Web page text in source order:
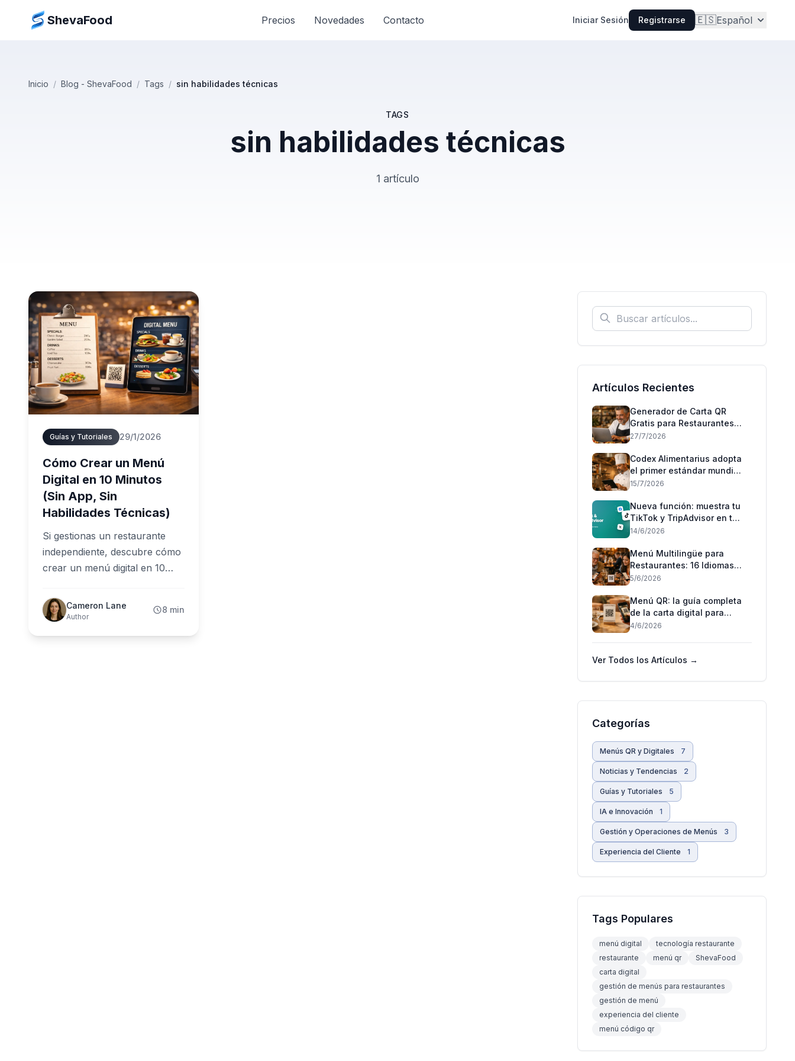
ShevaFood Precios Novedades Contacto Iniciar Sesión Registrarse 🇪🇸Español
Inicio / Blog - ShevaFood / Tags / sin habilidades técnicas
TAGS
sin habilidades técnicas
1 artículo
Guías y Tutoriales 29/1/2026
Cómo Crear un Menú
Digital en 10 Minutos
(Sin App, Sin
Habilidades Técnicas)
Si gestionas un restaurante
independiente, descubre cómo
crear un menú digital en 10
diseñadores o habilidades
técnicas. Una guía práctica
Cameron Lane
Author
8 min
Artículos Recientes
Generador de Carta QR
Gratis para Restaurantes
(Sin Tarjeta)
27/7/2026
Codex Alimentarius adopta
el primer estándar mundial
'puede contener': qué
restaurantes en España
15/7/2026
Nueva función: muestra tu
TikTok y TripAdvisor en tu
menú 📲
14/6/2026
Menú Multilingüe para
Restaurantes: 16 Idiomas
con un Código QR (2026)
5/6/2026
Menú QR: la guía completa
de la carta digital para
restaurantes (2026)
4/6/2026
Ver Todos los Artículos →
Categorías
Menús QR y Digitales 7
Noticias y Tendencias 2
Guías y Tutoriales 5
IA e Innovación 1
Gestión y Operaciones de Menús 3
Experiencia del Cliente 1
Tags Populares
menú digital
tecnología restaurante
restaurante
menú qr
ShevaFood
carta digital
gestión de menús para restaurantes
gestión de menú
experiencia del cliente
menú código qr